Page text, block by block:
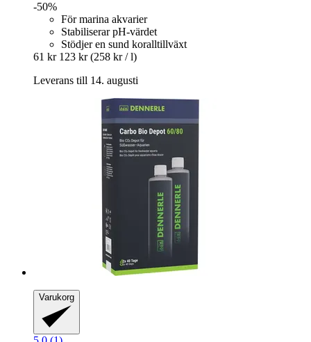
-50%
För marina akvarier
Stabiliserar pH-värdet
Stödjer en sund koralltillväxt
61 kr 123 kr (258 kr / l)
Leverans till 14. augusti
Varukorg